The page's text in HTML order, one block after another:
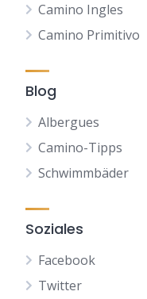
Camino Ingles
Camino Primitivo
Blog
Albergues
Camino-Tipps
Schwimmbäder
Soziales
Facebook
Twitter